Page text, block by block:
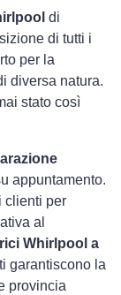
di
di tutti i
per la
diversa natura.
stato così
appuntamento.
clienti per
al
Whirlpool a
garantiscono la
provincia